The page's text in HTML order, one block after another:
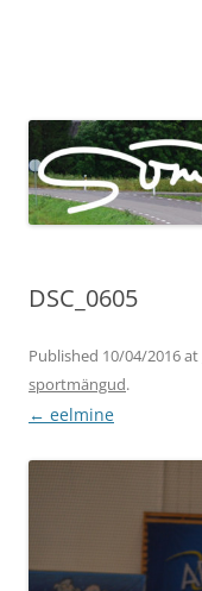
DSC_0605
Published 10/04/2016at
sportmängud.
← eelmine